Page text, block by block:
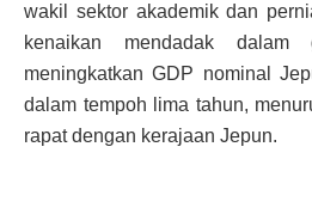
wakil sektor akademik dan
kenaikan mendadak
meningkatkan GDP nominal
dalam tempoh lima tahun,
rapat dengan kerajaan Jepun.